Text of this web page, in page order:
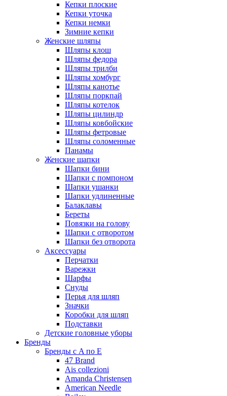
Кепки плоские
Кепки уточка
Кепки немки
Зимние кепки
Женские шляпы
Шляпы клош
Шляпы федора
Шляпы трилби
Шляпы хомбург
Шляпы канотье
Шляпы поркпай
Шляпы котелок
Шляпы цилиндр
Шляпы ковбойские
Шляпы фетровые
Шляпы соломенные
Панамы
Женские шапки
Шапки бини
Шапки с помпоном
Шапки ушанки
Шапки удлиненные
Балаклавы
Береты
Повязки на голову
Шапки с отворотом
Шапки без отворота
Аксессуары
Перчатки
Варежки
Шарфы
Снуды
Перья для шляп
Значки
Коробки для шляп
Подставки
Детские головные уборы
Бренды
Бренды с A по E
47 Brand
Ais collezioni
Amanda Christensen
American Needle